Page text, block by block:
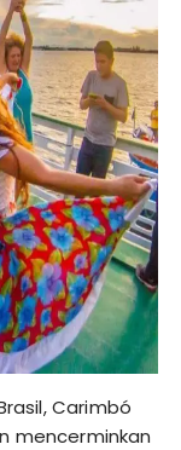
Carimbó
mencerminkan